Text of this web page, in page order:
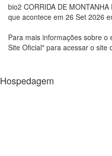
bio2 CORRIDA DE
que acontece em 26 Set 2026
Para mais informações sobre o
Site Oficial" para acessar o site
Hospedagem